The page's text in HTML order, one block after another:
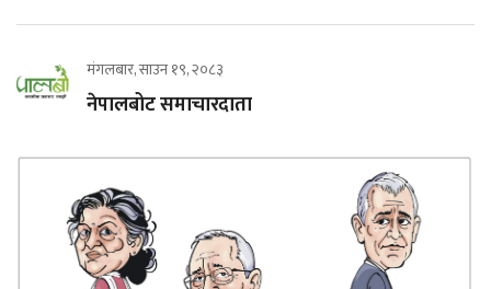
मंगलबार, साउन १९, २०८३
नेपालबोट समाचारदाता